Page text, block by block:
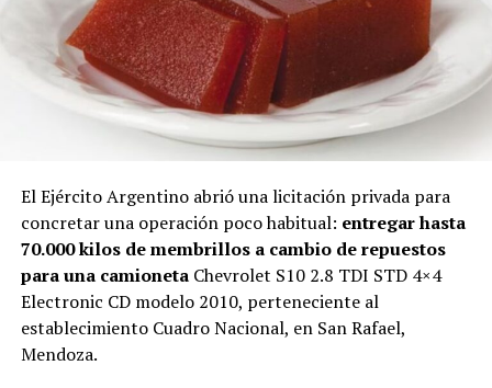
El Ejército Argentino abrió una licitación privada para
concretar una operación poco habitual: entregar hasta
70.000 kilos de membrillos a cambio de repuestos
para una camionetaChevrolet S10 2.8 TDI STD 4×4
Electronic CD modelo 2010, perteneciente al
establecimiento Cuadro Nacional, en San Rafael,
Mendoza.